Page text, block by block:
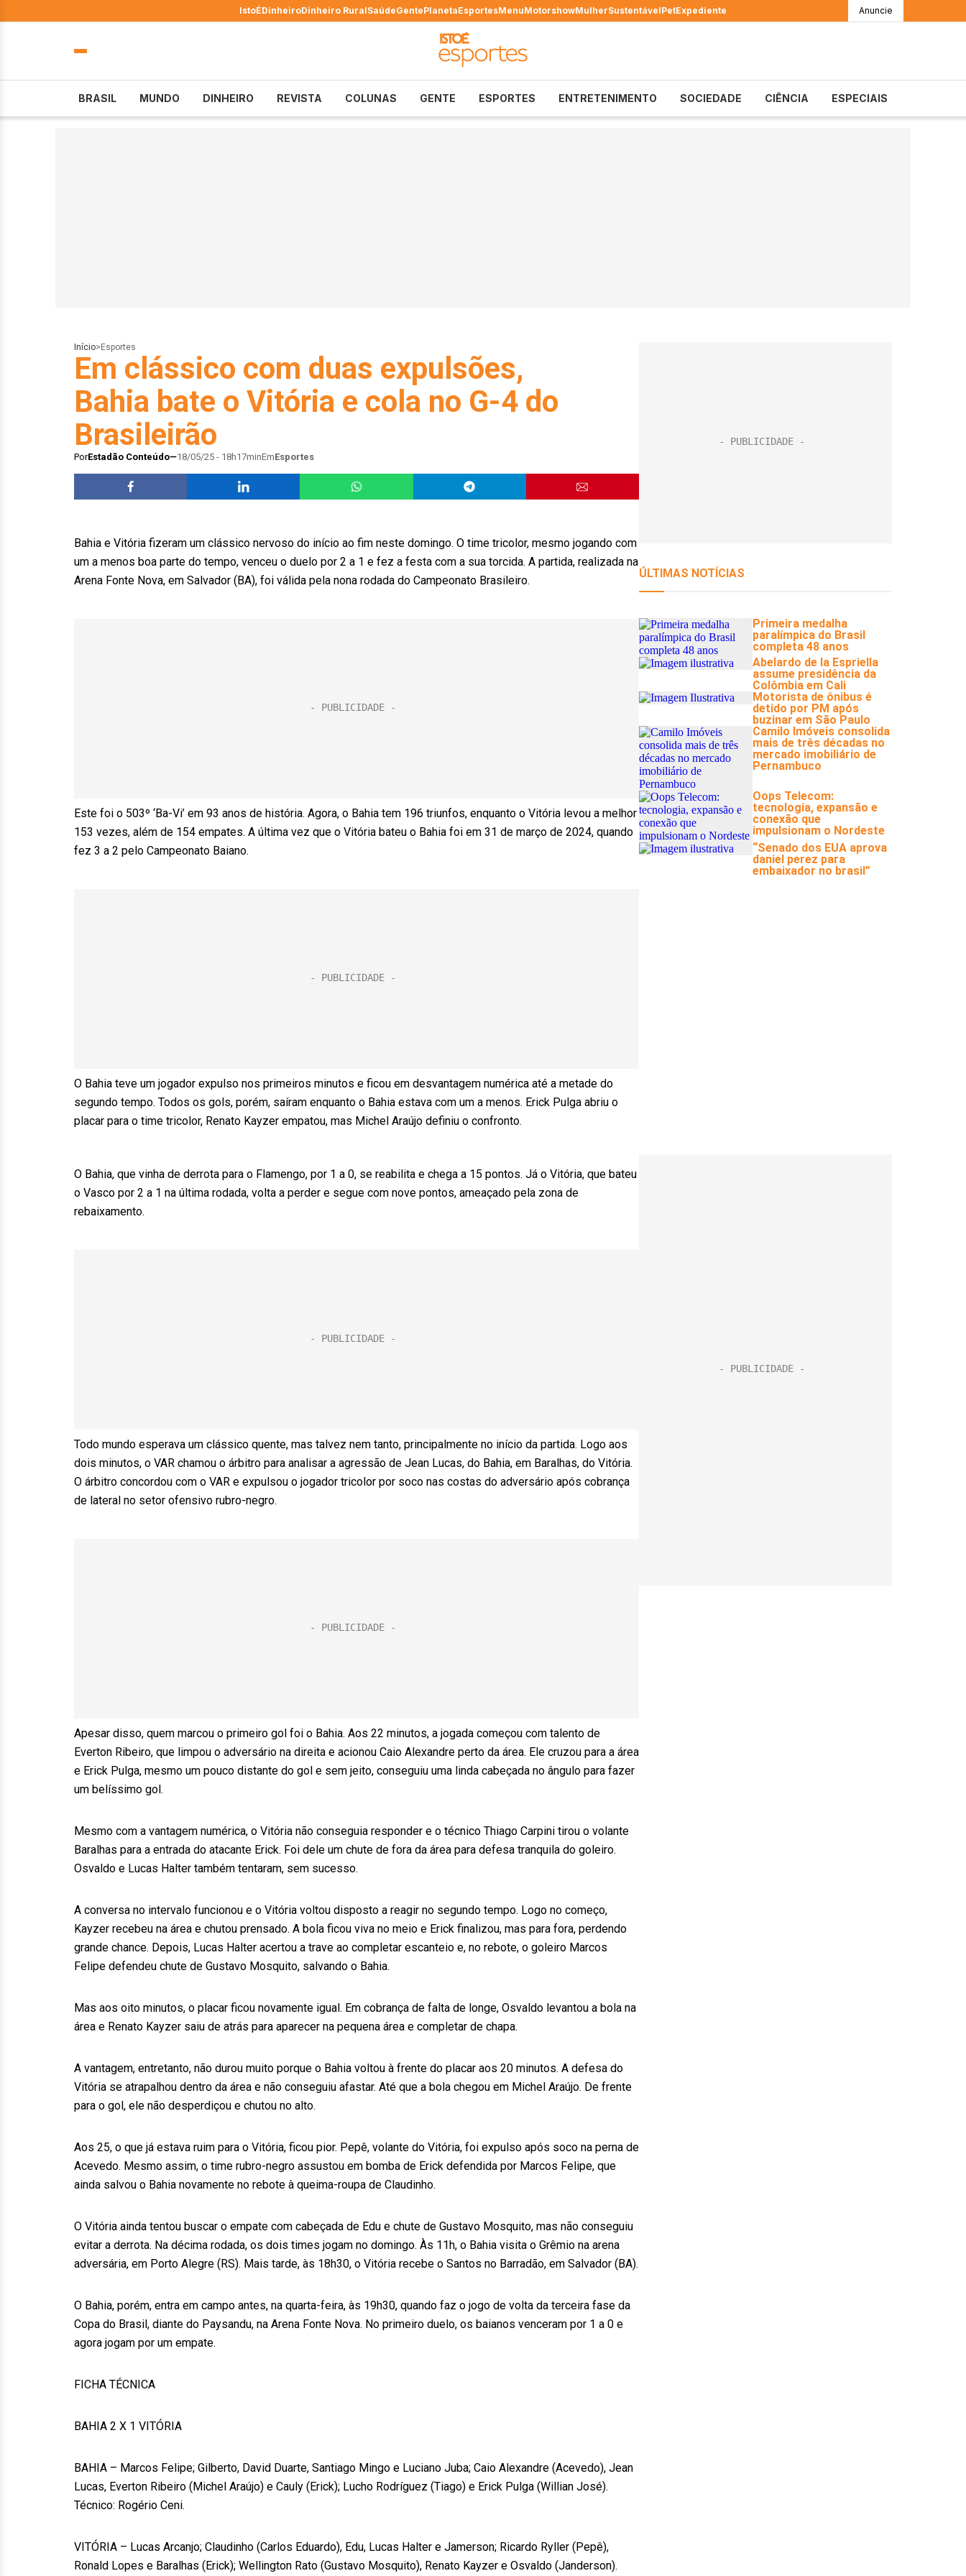
IstoÉDinheiroDinheiro RuralSaúdeGentePlanetaEsportesMenuMotorshowMulherSustentávelPetExpediente Anuncie
BRASIL MUNDO DINHEIRO REVISTA COLUNAS GENTE ESPORTES ENTRETENIMENTO SOCIEDADE CIÊNCIA ESPECIAIS
Início> Esportes
Em clássico com duas expulsões,
Bahia bate o Vitória e cola no G-4 do
Brasileirão
PorEstadão Conteúdo 18/05/25 - 18h17minEmEsportes
Bahia e Vitória fizeram um clássico nervoso do início ao fim neste domingo. O time tricolor, mesmo jogando com
um a menos boa parte do tempo, venceu o duelo por 2 a 1 e fez a festa com a sua torcida. A partida, realizada na
Arena Fonte Nova, em Salvador (BA), foi válida pela nona rodada do Campeonato Brasileiro.
Este foi o 503º ‘Ba-Vi’ em 93 anos de história. Agora, o Bahia tem 196 triunfos, enquanto o Vitória levou a melhor
153 vezes, além de 154 empates. A última vez que o Vitória bateu o Bahia foi em 31 de março de 2024, quando
fez 3 a 2 pelo Campeonato Baiano.
O Bahia teve um jogador expulso nos primeiros minutos e ficou em desvantagem numérica até a metade do
segundo tempo. Todos os gols, porém, saíram enquanto o Bahia estava com um a menos. Erick Pulga abriu o
placar para o time tricolor, Renato Kayzer empatou, mas Michel Araújo definiu o confronto.
O Bahia, que vinha de derrota para o Flamengo, por 1 a 0, se reabilita e chega a 15 pontos. Já o Vitória, que bateu
o Vasco por 2 a 1 na última rodada, volta a perder e segue com nove pontos, ameaçado pela zona de
rebaixamento.
Todo mundo esperava um clássico quente, mas talvez nem tanto, principalmente no início da partida. Logo aos
dois minutos, o VAR chamou o árbitro para analisar a agressão de Jean Lucas, do Bahia, em Baralhas, do Vitória.
O árbitro concordou com o VAR e expulsou o jogador tricolor por soco nas costas do adversário após cobrança
de lateral no setor ofensivo rubro-negro.
Apesar disso, quem marcou o primeiro gol foi o Bahia. Aos 22 minutos, a jogada começou com talento de
Everton Ribeiro, que limpou o adversário na direita e acionou Caio Alexandre perto da área. Ele cruzou para a área
e Erick Pulga, mesmo um pouco distante do gol e sem jeito, conseguiu uma linda cabeçada no ângulo para fazer
um belíssimo gol.
Mesmo com a vantagem numérica, o Vitória não conseguia responder e o técnico Thiago Carpini tirou o volante
Baralhas para a entrada do atacante Erick. Foi dele um chute de fora da área para defesa tranquila do goleiro.
Osvaldo e Lucas Halter também tentaram, sem sucesso.
A conversa no intervalo funcionou e o Vitória voltou disposto a reagir no segundo tempo. Logo no começo,
Kayzer recebeu na área e chutou prensado. A bola ficou viva no meio e Erick finalizou, mas para fora, perdendo
grande chance. Depois, Lucas Halter acertou a trave ao completar escanteio e, no rebote, o goleiro Marcos
Felipe defendeu chute de Gustavo Mosquito, salvando o Bahia.
Mas aos oito minutos, o placar ficou novamente igual. Em cobrança de falta de longe, Osvaldo levantou a bola na
área e Renato Kayzer saiu de atrás para aparecer na pequena área e completar de chapa.
A vantagem, entretanto, não durou muito porque o Bahia voltou à frente do placar aos 20 minutos. A defesa do
Vitória se atrapalhou dentro da área e não conseguiu afastar. Até que a bola chegou em Michel Araújo. De frente
para o gol, ele não desperdiçou e chutou no alto.
Aos 25, o que já estava ruim para o Vitória, ficou pior. Pepê, volante do Vitória, foi expulso após soco na perna de
Acevedo. Mesmo assim, o time rubro-negro assustou em bomba de Erick defendida por Marcos Felipe, que
ainda salvou o Bahia novamente no rebote à queima-roupa de Claudinho.
O Vitória ainda tentou buscar o empate com cabeçada de Edu e chute de Gustavo Mosquito, mas não conseguiu
evitar a derrota. Na décima rodada, os dois times jogam no domingo. Às 11h, o Bahia visita o Grêmio na arena
adversária, em Porto Alegre (RS). Mais tarde, às 18h30, o Vitória recebe o Santos no Barradão, em Salvador (BA).
O Bahia, porém, entra em campo antes, na quarta-feira, às 19h30, quando faz o jogo de volta da terceira fase da
Copa do Brasil, diante do Paysandu, na Arena Fonte Nova. No primeiro duelo, os baianos venceram por 1 a 0 e
agora jogam por um empate.
FICHA TÉCNICA
BAHIA 2 X 1 VITÓRIA
BAHIA – Marcos Felipe; Gilberto, David Duarte, Santiago Mingo e Luciano Juba; Caio Alexandre (Acevedo), Jean
Lucas, Everton Ribeiro (Michel Araújo) e Cauly (Erick); Lucho Rodríguez (Tiago) e Erick Pulga (Willian José).
Técnico: Rogério Ceni.
VITÓRIA – Lucas Arcanjo; Claudinho (Carlos Eduardo), Edu, Lucas Halter e Jamerson; Ricardo Ryller (Pepê),
Ronald Lopes e Baralhas (Erick); Wellington Rato (Gustavo Mosquito), Renato Kayzer e Osvaldo (Janderson).